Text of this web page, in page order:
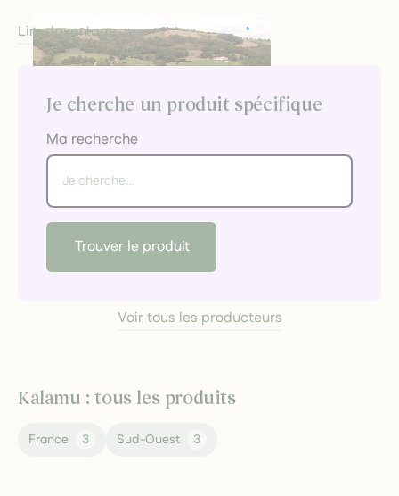
Lire davantage
Je cherche un produit spécifique
Ma recherche
Trouver le produit
Voir tous les producteurs
Kalamu : tous les produits
France 3 Sud-Ouest 3